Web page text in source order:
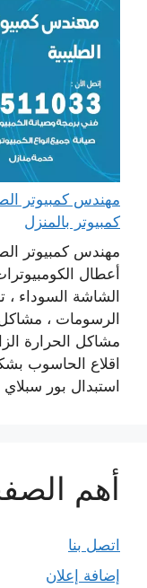
كمبيوتر بالمنزل
مهندس كمبيوتر
أعطال
الشاشة السوداء
الرسومات ،
مشاكل الحرارة
اقلاع الحاسوب
استبدال بور
أهم
اتصل بنا
إضافة إعلان